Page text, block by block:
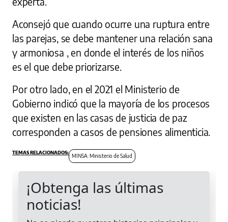
Aconsejó que cuando ocurre una ruptura entre
las parejas, se debe mantener una relación sana
y armoniosa , en donde el interés de los niños
es el que debe priorizarse.
Por otro lado, en el 2021 el Ministerio de
Gobierno indicó que la mayoría de los procesos
que existen en las casas de justicia de paz
corresponden a casos de pensiones alimenticia.
MINSA: Ministerio de Salud